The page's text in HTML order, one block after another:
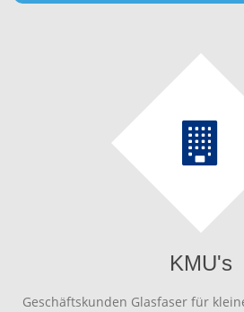
KMU's
Geschäftskunden Glasfaser für